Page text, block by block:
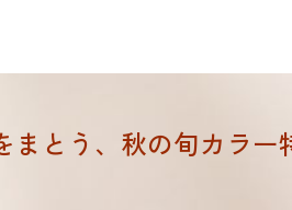
まとう、秋の旬カラー